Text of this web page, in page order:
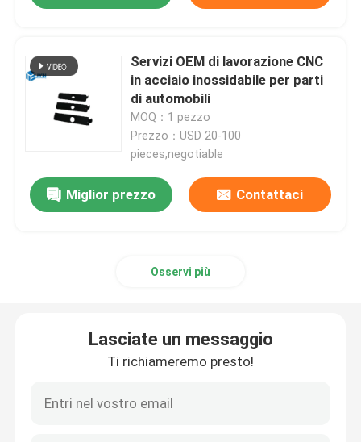
Servizi lavoranti di CNC di acciaio inossidabile
Macchinari di precisione al magnesio
lavorare di titanio di CNC
Servizio di macinazione di CNC
Servizi di lavorazione CNC 5 assi
Servizi OEM di lavorazione CNC
in acciaio inossidabile per parti
di automobili
MOQ：1 pezzo
Prezzo：USD 20-100
pieces,negotiable
Miglior prezzo Contattaci
Osservi più
Lasciate un messaggio
Ti richiameremo presto!